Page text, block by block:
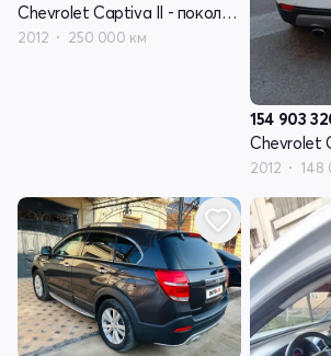
Chevrolet Captiva II - поколение
2012 250 000 км
154 903
2012 148